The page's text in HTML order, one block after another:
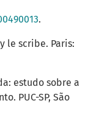
.
le scribe. Paris:
estudo sobre a
PUC-SP, São